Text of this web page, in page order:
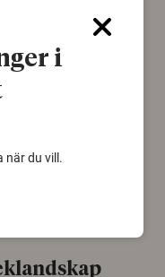
länge trodde var en
delar av en 2000 år
bär spår av romerskt
i
när du vill.